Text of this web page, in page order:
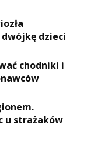
dzieci
chodniki i
u strażaków